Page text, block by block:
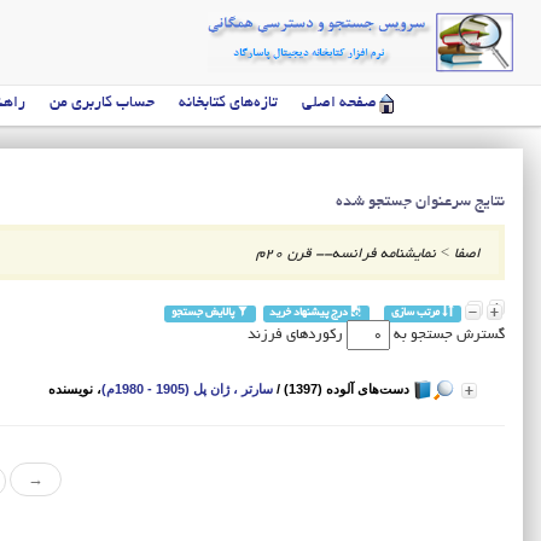
صفحه اصلی تازه‌های کتابخانه حساب کاربری من
نتایج سرعنوان جستجو شده
اصفا > نمایشنامه فرانسه-- قرن 20م
مرتب سازی درج پیشنهاد خرید پالایش جستجو
گسترش جستجو به رکوردهای فرزند
دست‌های آلوده (1397) / سارتر ، ژان پل (1905 - 1980م) ، نویسنده
→